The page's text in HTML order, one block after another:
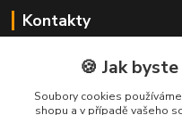
Kontakty
Zákaznická podpora Spojovat.cz
+420 606 036 459
(PO-PÁ, 8-16 hod.)
🍪 Jak
Soubory cookies
shopu a v případě vašeho